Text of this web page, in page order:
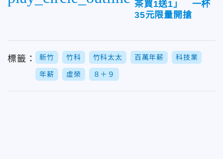
茶買1送1」 一杯
35元限量開搶
標籤： 新竹 竹科 竹科太太 百萬年薪 科技業
年薪 虛榮 ８＋９